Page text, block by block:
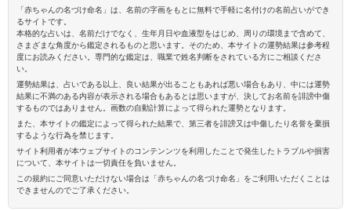
「赤ちゃんの名づけ命名」は、名前の字画をもとに無料で手軽に名付けの名前占いができ
るサイトです。
本格的な占いは、名前だけでなく、生年月日や血液型をはじめ、周りの環境まで含めて、
さまざまな角度から鑑定されるものと思います。そのため、本サイトの運勢結果は参考程
度にお読みください。専門的な鑑定は、職業で姓名判断をされている方にご相談くださ
い。
運勢結果は、占いである以上、良い結果が出ることもあれば悪い場合もあり、中には運勢
結果に不満のある内容が表示される場合もあるとは思いますが、決してお名前を誹謗中傷
するものではありません。画数の自動計算によって得られた運勢となります。
また、本サイトの鑑定によって得られた結果で、第三者を誹謗又は中傷したり名誉を棄損
するような行為を禁じます。
サイト利用者が本ウェブサイトのコンテンンツを利用したことで発生したトラブルや損害
について、本サイトは一切責任を負いません。
この規約にご同意いただけない場合は「赤ちゃんの名づけ命名」をご利用いただくことは
できませんのでご了承ください。